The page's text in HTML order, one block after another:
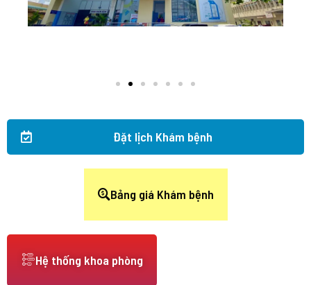
Đặt lịch Khám bệnh
Bảng giá Khám bệnh
Hệ thống khoa phòng